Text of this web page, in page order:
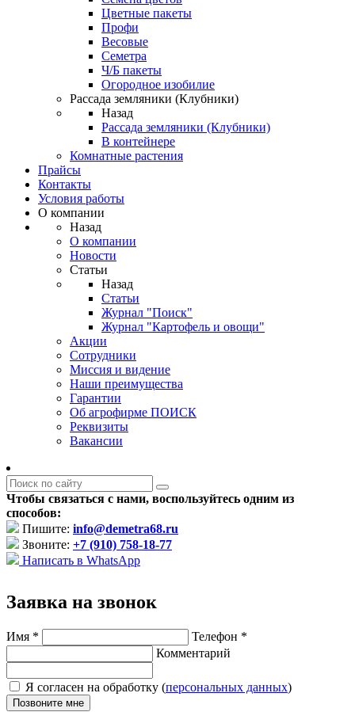
Цветные пакеты
Профи
Весовые
Семетра
Ч/Б пакеты
Огородное изобилие
Рассада земляники (Клубники)
Назад
Рассада земляники (Клубники)
В контейнере
Комнатные растения
Прайсы
Контакты
Условия работы
О компании
Назад
О компании
Новости
Статьи
Назад
Статьи
Журнал "Поиск"
Журнал "Картофель и овощи"
Акции
Сотрудники
Миссия и видение
Наши преимущества
Гарантии
Об агрофирме ПОИСК
Реквизиты
Вакансии
Чтобы связаться с нами, воспользуйтесь одним из
способов:
Пишите: info@demetra68.ru
Звоните: +7 (910) 758-18-77
Написать в WhatsApp
Заявка на звонок
Имя * Телефон *
Комментарий
Я согласен на обработку (персональных данных)
Позвоните мне